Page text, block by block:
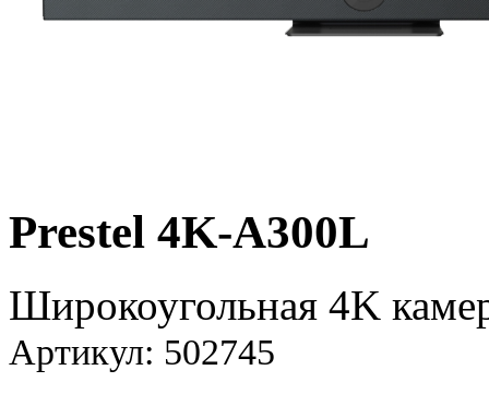
Prestel 4K-A300L
Широкоугольная 4K
Артикул: 502745